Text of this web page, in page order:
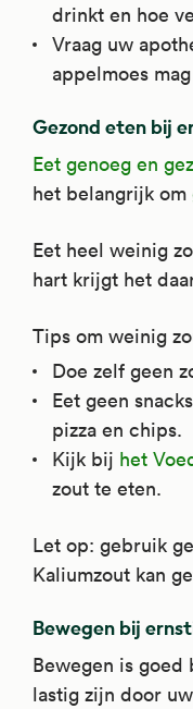
drinkt en hoe
Vraag uw
appelmoes
Gezond eten bij
Eet genoeg en
het belangrijk om
Eet heel weinig
hart krijgt het
Tips om weinig
Doe zelf geen
Eet geen
pizza en chips.
Kijk bij het
zout te eten.
Let op: gebruik
Kaliumzout kan
Bewegen bij
Bewegen is
lastig zijn door